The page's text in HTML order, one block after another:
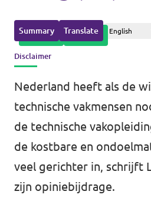
Afdelingen in de
Volt Fryslân
Volt Provincie Utrecht
...alle Volt provincies
Nieuws
Agenda
Doneer
Word lid
Summary Translate
Disclaimer
Nederland heeft als de
technische vakmensen
de technische
de kostbare en
veel gerichter in, schrijft
zijn opiniebijdrage.